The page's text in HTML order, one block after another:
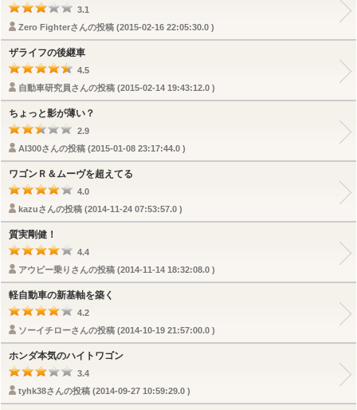
3.1
Zero Fighterさんの投稿 (2015-02-16 22:05:30.0 )
ザライフの後継車
4.5
自動車研究員さんの投稿 (2015-02-14 19:43:12.0 )
ちょっと影が薄い？
2.9
AI300さんの投稿 (2015-01-08 23:17:44.0 )
ワゴンＲ＆ムーヴを超えてる
4.0
kazuさんの投稿 (2014-11-24 07:53:57.0 )
質実剛健！
4.4
アウピー乗りさんの投稿 (2014-11-14 18:32:08.0 )
軽自動車の新基軸を築く
4.2
ソーイチローさんの投稿 (2014-10-19 21:57:00.0 )
ホンダ本気のハイトワゴン
3.4
tyhk38さんの投稿 (2014-09-27 10:59:29.0 )